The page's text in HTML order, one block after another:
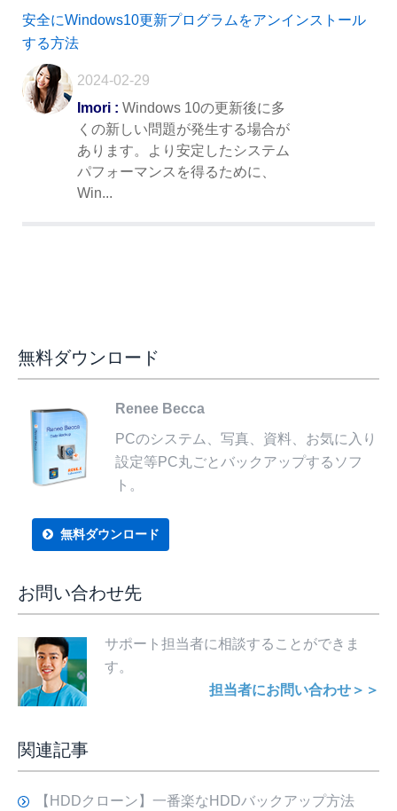
安全にWindows10更新プログラムをアンインストール
する方法
2024-02-29
Imori : Windows 10の更新後に多
くの新しい問題が発生する場合が
あります。より安定したシステム
パフォーマンスを得るために、
Win...
無料ダウンロード
Renee Becca
PCのシステム、写真、資料、お気に入り
設定等PC丸ごとバックアップするソフ
ト。
無料ダウンロード
お問い合わせ先
サポート担当者に相談することができま
す。
担当者にお問い合わせ＞＞
関連記事
【HDDクローン】一番楽なHDDバックアップ方法